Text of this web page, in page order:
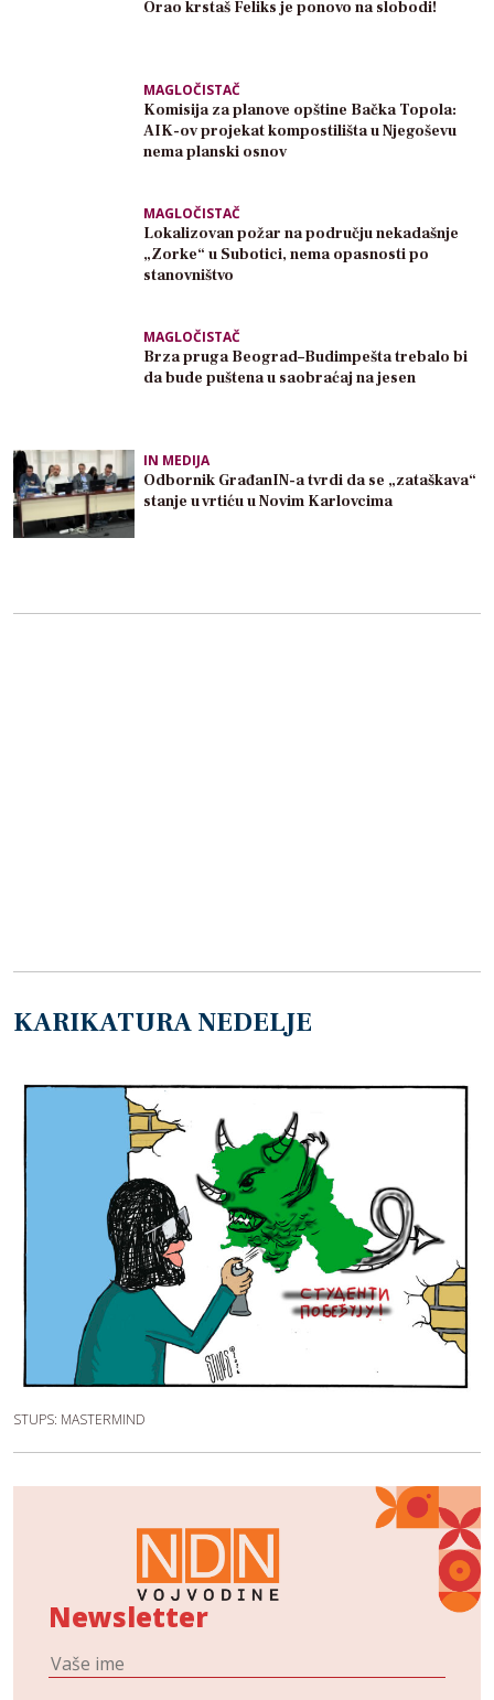
Orao krstaš Feliks je ponovo na slobodi!
MAGLOČISTAČ
Komisija za planove opštine Bačka Topola:
AIK-ov projekat kompostilišta u Njegoševu
nema planski osnov
MAGLOČISTAČ
Lokalizovan požar na području nekadašnje
„Zorke“ u Subotici, nema opasnosti po
stanovništvo
MAGLOČISTAČ
Brza pruga Beograd–Budimpešta trebalo bi
da bude puštena u saobraćaj na jesen
IN MEDIJA
Odbornik GrađanIN-a tvrdi da se „zataškava“
stanje u vrtiću u Novim Karlovcima
KARIKATURA NEDELJE
STUPS: MASTERMIND
Newsletter